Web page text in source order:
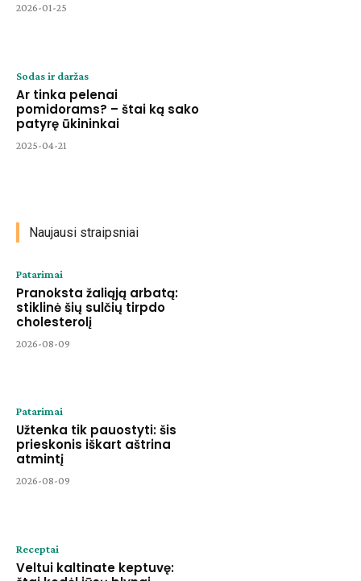
2026-01-25
Sodas ir daržas
Ar tinka pelenai
pomidorams? – štai ką sako
patyrę ūkininkai
2025-04-21
Naujausi straipsniai
Patarimai
Pranoksta žaliąją arbatą:
stiklinė šių sulčių tirpdo
cholesterolį
2026-08-09
Patarimai
Užtenka tik pauostyti: šis
prieskonis iškart aštrina
atmintį
2026-08-09
Receptai
Veltui kaltinate keptuvę: